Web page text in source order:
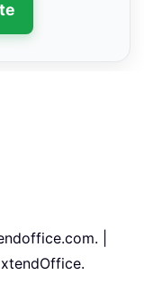
|